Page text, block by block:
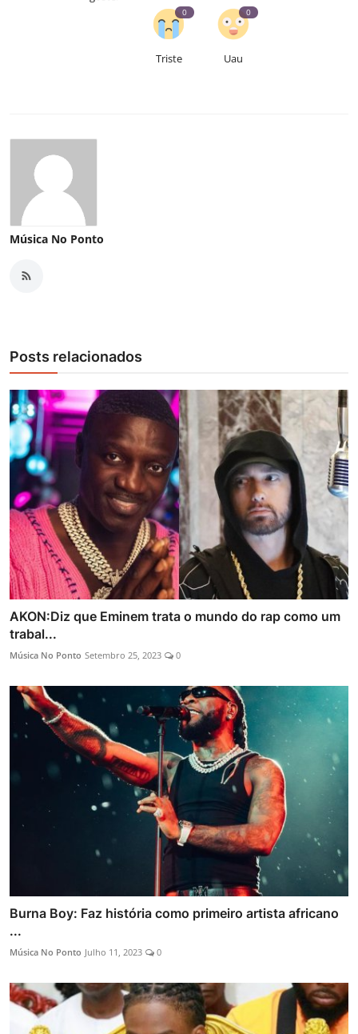
0
Triste
0
Uau
Música No Ponto
Posts relacionados
AKON:Diz que Eminem trata o mundo do rap como um
trabal...
Música No Ponto Setembro 25, 2023 0
Burna Boy: Faz história como primeiro artista africano
...
Música No Ponto Julho 11, 2023 0